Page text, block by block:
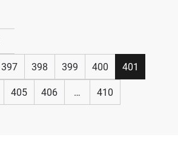
397 398 399 400 401
405 406 … 410